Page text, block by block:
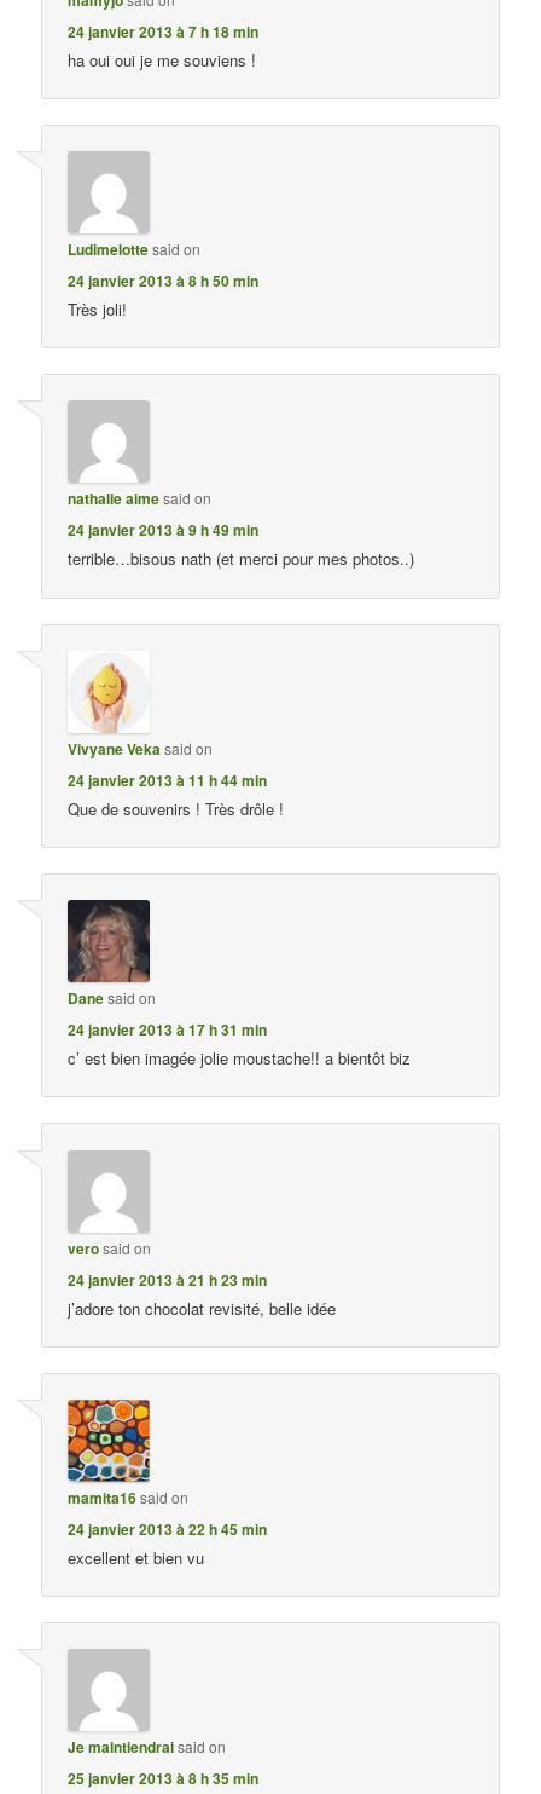
24 janvier 2013 à 7 h 18 min
ha oui oui je me souviens !
Ludimelottesaid on
24 janvier 2013 à 8 h 50 min
Très joli!
nathalie aimesaid on
24 janvier 2013 à 9 h 49 min
terrible…bisous nath (et merci pour mes photos..)
Vivyane Vekasaid on
24 janvier 2013 à 11 h 44 min
Que de souvenirs ! Très drôle !
Danesaid on
24 janvier 2013 à 17 h 31 min
c’ est bien imagée jolie moustache!! a bientôt biz
verosaid on
24 janvier 2013 à 21 h 23 min
j’adore ton chocolat revisité, belle idée
mamita16said on
24 janvier 2013 à 22 h 45 min
excellent et bien vu
Je maintiendraisaid on
25 janvier 2013 à 8 h 35 min